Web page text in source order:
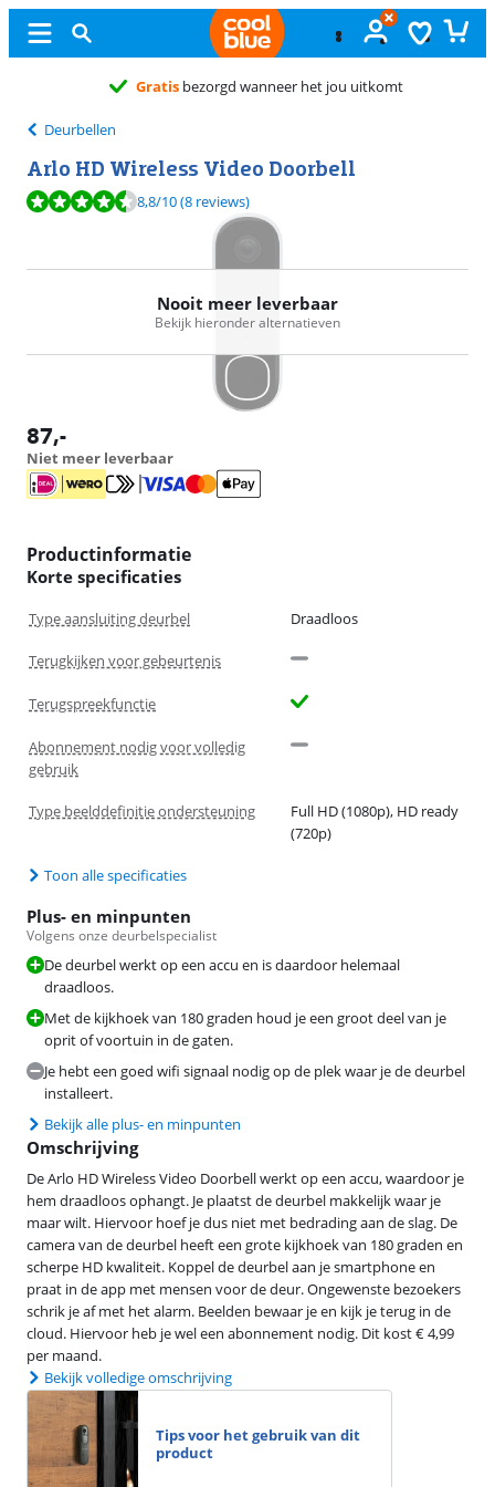
Deurbellen
Arlo HD Wireless Video Doorbell
Beoordeling is 8,8 van de 10, gebaseerd op 8 reviews.
8,8/10(8 reviews)
Nooit meer leverbaar
Bekijk hieronder alternatieven
87,-
Niet meer leverbaar
Productinformatie
Korte specificaties
Type aansluiting deurbel Draadloos
Terugkijken voor gebeurtenis
Terugspreekfunctie
Abonnement nodig voor volledig
gebruik
Type beelddefinitie ondersteuning
Full HD (1080p), HD ready
(720p)
Toon alle specificaties
Plus- en minpunten
Volgens onze deurbelspecialist
De deurbel werkt op een accu en is daardoor helemaal
draadloos.
Met de kijkhoek van 180 graden houd je een groot deel van je
oprit of voortuin in de gaten.
Je hebt een goed wifi signaal nodig op de plek waar je de deurbel
installeert.
Bekijk alle plus- en minpunten
Omschrijving
De Arlo HD Wireless Video Doorbell werkt op een accu, waardoor je
hem draadloos ophangt. Je plaatst de deurbel makkelijk waar je
maar wilt. Hiervoor hoef je dus niet met bedrading aan de slag. De
camera van de deurbel heeft een grote kijkhoek van 180 graden en
scherpe HD kwaliteit. Koppel de deurbel aan je smartphone en
praat in de app met mensen voor de deur. Ongewenste bezoekers
schrik je af met het alarm. Beelden bewaar je en kijk je terug in de
cloud. Hiervoor heb je wel een abonnement nodig. Dit kost € 4,99
per maand.
Bekijk volledige omschrijving
Tips voor het gebruik van dit
product